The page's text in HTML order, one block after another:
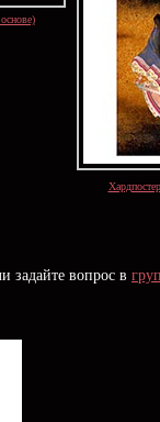
задайте вопрос в